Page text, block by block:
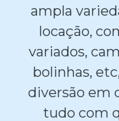
ampla
locação,
variados,
bolinhas,
diversão em
tudo com